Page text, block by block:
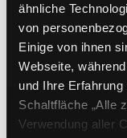
ähnliche
von
Einige von ihnen
Webseite,
und Ihre
Schaltfläche „Alle
Verwendung aller